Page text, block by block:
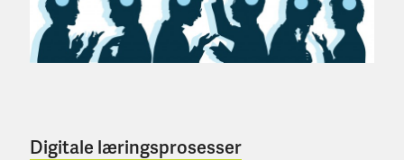
Digitale læringsprosesser